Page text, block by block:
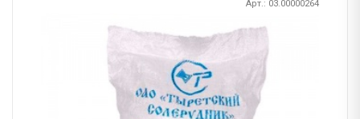
Арт.: 03.00000264